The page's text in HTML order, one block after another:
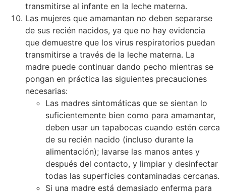
transmitirse al infante en la leche materna.
Las mujeres que amamantan no deben separarse
de sus recién nacidos, ya que no hay evidencia
que demuestre que los virus respiratorios puedan
transmitirse a través de la leche materna. La
madre puede continuar dando pecho mientras se
pongan en práctica las siguientes precauciones
necesarias:
Las madres sintomáticas que se sientan lo
suficientemente bien como para amamantar,
deben usar un tapabocas cuando estén cerca
de su recién nacido (incluso durante la
alimentación); lavarse las manos antes y
después del contacto, y limpiar y desinfectar
todas las superficies contaminadas cercanas.
Si una madre está demasiado enferma para